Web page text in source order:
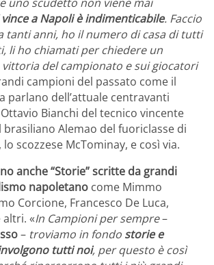
a Napoli è indimenticabile. Faccio
tanti anni, ho il numero di casa di tutti
li ho chiamati per chiedere un
del campionato e sui giocatori
campioni del passato come il
parlano dell’attuale centravanti
Bianchi del tecnico vincente
Alemao del fuoriclasse di
scozzese McTominay, e così via.
anche “Storie” scritte da grandi
napoletano come Mimmo
Corcione, Francesco De Luca,
«In Campioni per sempre–
– troviamo in fondo storie e
tutti noi, per questo è così